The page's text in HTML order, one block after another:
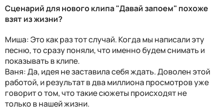
Сценарий для нового клипа "Давай запоем" похоже
взят из жизни?
Миша: Это как раз тот случай. Когда мы написали эту
песню, то сразу поняли, что именно будем снимать и
показывать в клипе.
Ваня: Да, идея не заставила себя ждать. Доволен этой
работой, и результат в два миллиона просмотров уже
говорит о том, что такие сюжеты происходят не
только в нашей жизни.